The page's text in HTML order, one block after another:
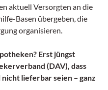
aktuell Versorgten an die
Basen übergeben, die
organisieren.
Erst jüngst
(DAV), dass
lieferbar seien – ganz